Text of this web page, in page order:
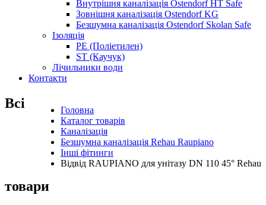
Внутрішня каналізація Ostendorf HT Safe
Зовнішня каналізація Ostendorf KG
Безшумна каналізація Ostendorf Skolan Safe
Ізоляція
PE (Поліетилен)
ST (Каучук)
Лічильники води
Контакти
Головна
Каталог товарів
Каналізація
Безшумна каналізація Rehau Raupiano
Інші фітинги
Відвід RAUPIANO для унітазу DN 110 45° Rehau
Всі
товари